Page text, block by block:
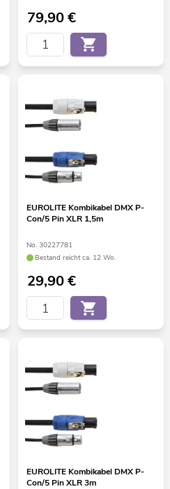
79,90€
EUROLITE Kombikabel DMX P-
Con/5 Pin XLR 1,5m
No. 30227781
Bestand reicht ca. 12 Wo.
29,90€
EUROLITE Kombikabel DMX P-
Con/5 Pin XLR 3m